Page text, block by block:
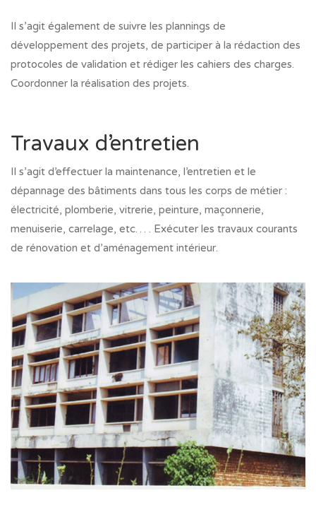
Il s’agit également de suivre les plannings de
développement des projets, de participer à la rédaction des
protocoles de validation et rédiger les cahiers des charges.
Coordonner la réalisation des projets.
Travaux d’entretien
Il s’agit d’effectuer la maintenance, l’entretien et le
dépannage des bâtiments dans tous les corps de métier :
électricité, plomberie, vitrerie, peinture, maçonnerie,
menuiserie, carrelage, etc… . Exécuter les travaux courants
de rénovation et d’aménagement intérieur.